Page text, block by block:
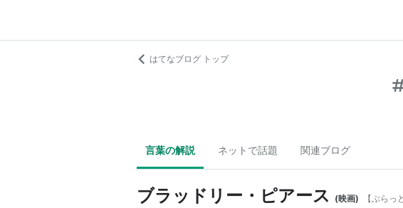
はてなブログ トップ
言葉の解説 ネットで話題 関連ブログ
ブラッドリー・ピアース (映画) 【ぶらっ